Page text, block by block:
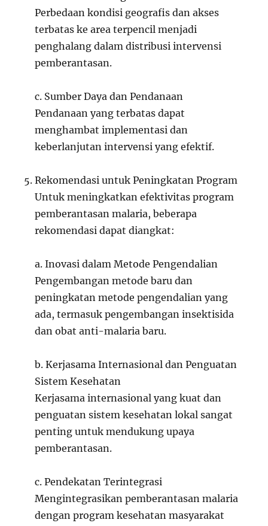
Perbedaan kondisi geografis dan akses
terbatas ke area terpencil menjadi
penghalang dalam distribusi intervensi
pemberantasan.
c. Sumber Daya dan Pendanaan
Pendanaan yang terbatas dapat
menghambat implementasi dan
keberlanjutan intervensi yang efektif.
Rekomendasi untuk Peningkatan Program
Untuk meningkatkan efektivitas program
pemberantasan malaria, beberapa
rekomendasi dapat diangkat:
a. Inovasi dalam Metode Pengendalian
Pengembangan metode baru dan
peningkatan metode pengendalian yang
ada, termasuk pengembangan insektisida
dan obat anti-malaria baru.
b. Kerjasama Internasional dan Penguatan
Sistem Kesehatan
Kerjasama internasional yang kuat dan
penguatan sistem kesehatan lokal sangat
penting untuk mendukung upaya
pemberantasan.
c. Pendekatan Terintegrasi
Mengintegrasikan pemberantasan malaria
dengan program kesehatan masyarakat